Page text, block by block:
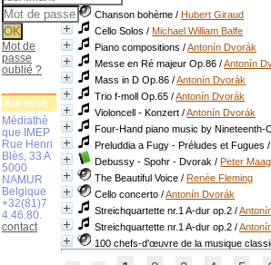
Chanson bohème /Hubert Giraud
Cello Solos /Michael William Balfe
Piano compositions /Antonín Dvorák
Messe en Ré majeur Op.86 /Antonín
Mass in D Op.86 /Antonín Dvorák
Trio f-moll Op.65 /Antonín Dvorák
Violoncell - Konzert /Antonín Dvorák
Four-Hand piano music by Nineteenth-
Preluddia a Fugy - Préludes et Fugues
Debussy - Spohr - Dvorak /Peter Maag
The Beautiful Voice /Renée Fleming
Cello concerto /Antonín Dvorák
Streichquartette nr.1 A-dur op.2 /
Streichquartette nr.1 A-dur op.2 /
100 chefs-d'œuvre de la musique
Mot de
passe
oublié ?
Adresse
Médiathè
que IMEP
Rue Henri
Blès, 33 A
5000
NAMUR
Belgique
+32(81)7
4.46.80.
contact